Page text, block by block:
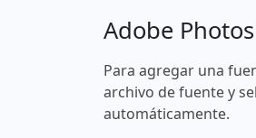
Adobe
Para agregar una
archivo de fuente y
automáticamente.